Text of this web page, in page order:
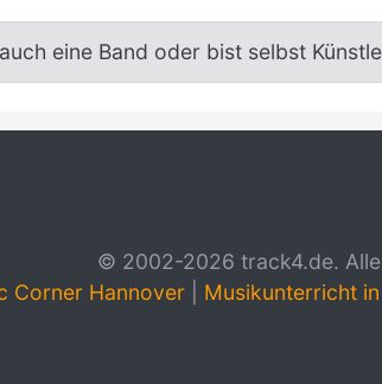
eine Band oder bist selbst
© 2002-2026 track4.de.
Corner Hannover
Musikunterricht